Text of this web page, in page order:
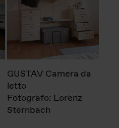
GUSTAV Camera da
letto
Fotografo: Lorenz
Sternbach